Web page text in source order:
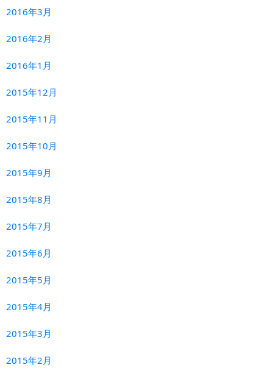
2016年3月
2016年2月
2016年1月
2015年12月
2015年11月
2015年10月
2015年9月
2015年8月
2015年7月
2015年6月
2015年5月
2015年4月
2015年3月
2015年2月